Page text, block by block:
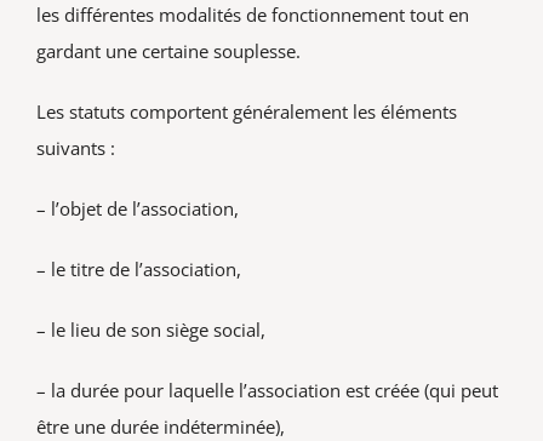
les différentes modalités de fonctionnement tout en
gardant une certaine souplesse.
Les statuts comportent généralement les éléments
suivants :
– l’objet de l’association,
– le titre de l’association,
– le lieu de son siège social,
– la durée pour laquelle l’association est créée (qui peut
être une durée indéterminée),